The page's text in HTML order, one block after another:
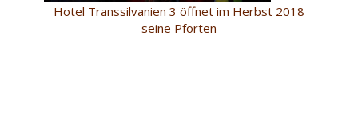
Hotel Transsilvanien 3 öffnet im Herbst 2018
seine Pforten